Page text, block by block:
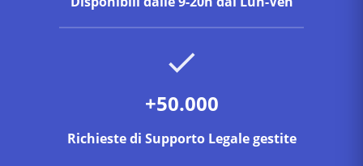
+50.000
Richieste di Supporto Legale gestite